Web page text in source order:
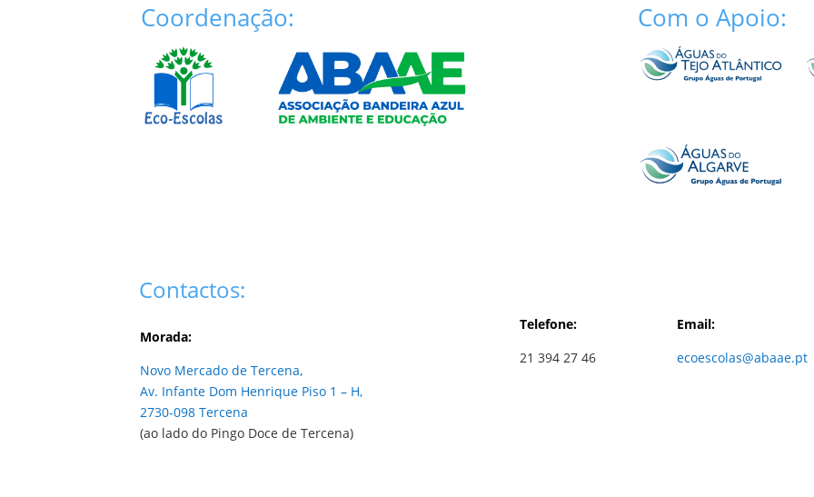
Coordenação: Com o Apoio:
Contactos:
Morada:
Novo Mercado de Tercena,
Av. Infante Dom Henrique Piso 1 – H,
2730-098 Tercena
(ao lado do Pingo Doce de Tercena)
Telefone:
21 394 27 46
Email:
ecoescolas@abaae.pt